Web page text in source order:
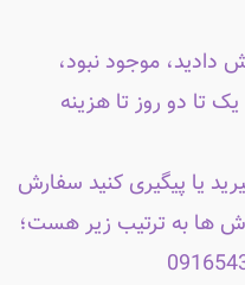
دادید، موجود نبود،
تا دو روز تا هزینه
یا پیگیری کنید سفارش
ها به ترتیب زیر هست؛